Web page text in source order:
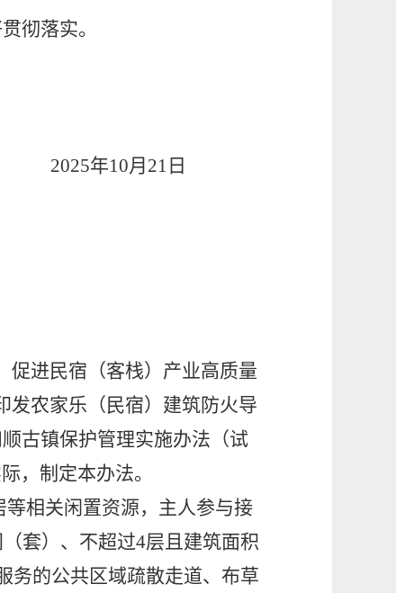
彻落实。
2025年10月 21 日
促进民宿（客栈）产业高质量
发农家乐（民宿）建筑防火导
古镇保护管理实施办法（试
，制定本办法。
相关闲置资源，主人参与接
套）、不超过4层且建筑面积
务的公共区域疏散走道、布草